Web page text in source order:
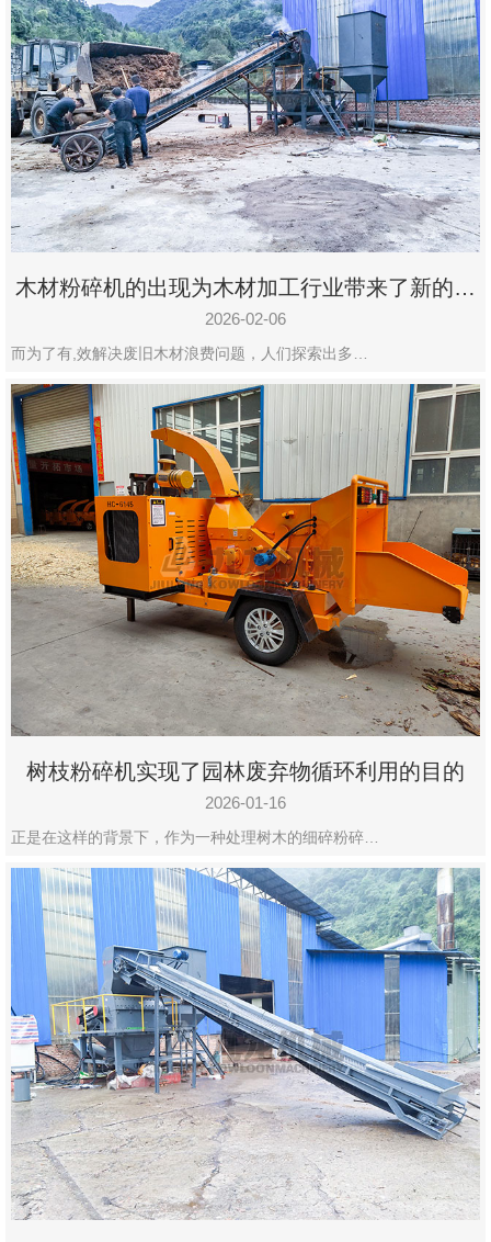
木材粉碎机的出现为木材加工行业带来了新的变
化
2026-02-06
而为了有,效解决废旧木材浪费问题，人们探索出多…
树枝粉碎机实现了园林废弃物循环利用的目的
2026-01-16
正是在这样的背景下，作为一种处理树木的细碎粉碎…